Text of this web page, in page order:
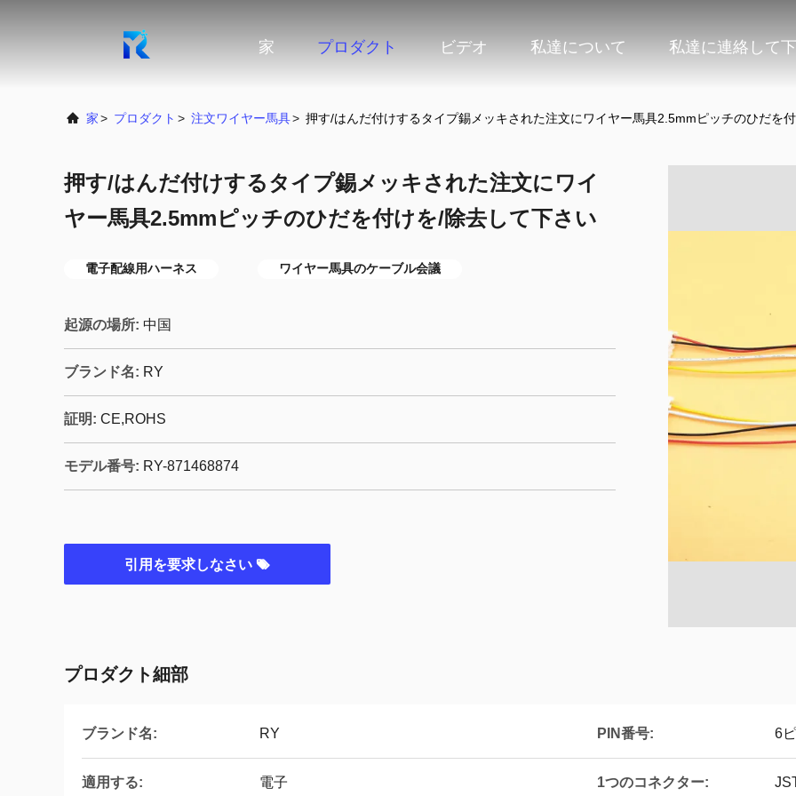
家 プロダクト ビデオ 私達について 私達に連絡して
家> プロダクト > 注文ワイヤー馬具> 押す/はんだ付けするタイプ錫メッキされた注文にワイヤー馬具2.5mmピッチのひだを
押す/はんだ付けするタイプ錫メッキされた注文にワイ
ヤー馬具2.5mmピッチのひだを付けを/除去して下さい
電子配線用ハーネス ワイヤー馬具のケーブル会議
起源の場所: 中国
ブランド名: RY
証明: CE,ROHS
モデル番号: RY-871468874
引用を要求しなさい
プロダクト細部
ブランド名: RY PIN番号: 6
適用する: 電子 1つのコネクター: